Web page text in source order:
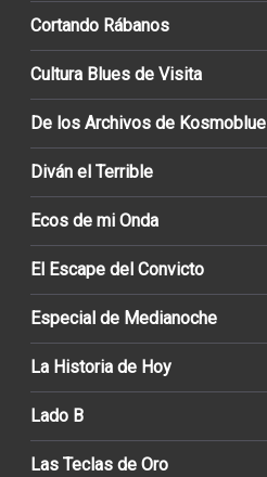
Cortando Rábanos
Cultura Blues de Visita
De los Archivos de Kosmoblue
Diván el Terrible
Ecos de mi Onda
El Escape del Convicto
Especial de Medianoche
La Historia de Hoy
Lado B
Las Teclas de Oro